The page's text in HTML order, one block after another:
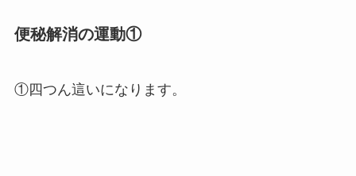
便秘解消の運動①
①四つん這いになります。